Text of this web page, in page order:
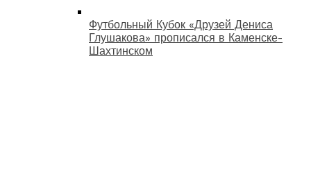
Футбольный Кубок «Друзей Дениса
Глушакова» прописался в Каменске-
Шахтинском